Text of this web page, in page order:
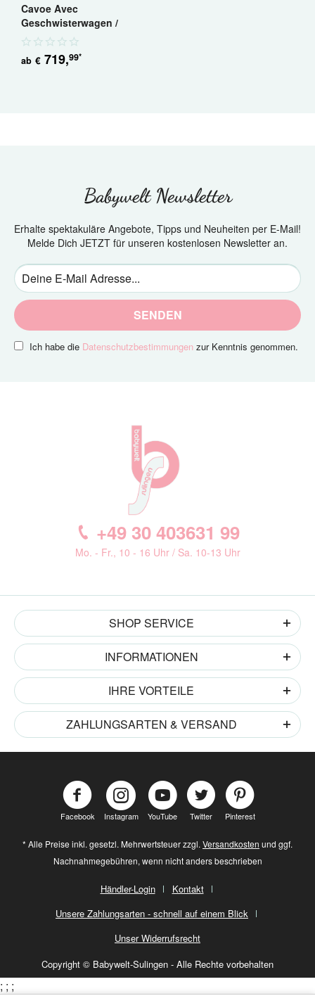
Cavoe Avec
Geschwisterwagen /
Zwillingskinderwagen
ab € 719,99*
Babywelt Newsletter
Erhalte spektakuläre Angebote, Tipps und Neuheiten per E-Mail!
Melde Dich JETZT für unseren kostenlosen Newsletter an.
SENDEN
Ich habe die Datenschutzbestimmungen zur Kenntnis genommen.
+49 30 403631 99
Mo. - Fr., 10 - 16 Uhr / Sa. 10-13 Uhr
SHOP SERVICE
INFORMATIONEN
IHRE VORTEILE
ZAHLUNGSARTEN & VERSAND
Facebook Instagram YouTube Twitter Pinterest
* Alle Preise inkl. gesetzl. Mehrwertsteuer zzgl. Versandkosten und ggf.
Nachnahmegebühren, wenn nicht anders beschrieben
Händler-Login
Kontakt
Unsere Zahlungsarten - schnell auf einem Blick
Unser Widerrufsrecht
Copyright © Babywelt-Sulingen - Alle Rechte vorbehalten
; ; ;